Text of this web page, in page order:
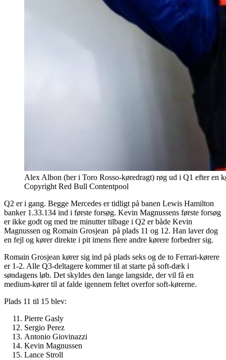
Alex Albon (her i Toro Rosso-køredragt) røg ud i Q1 efter en
Copyright Red Bull Contentpool
Q2 er i gang. Begge Mercedes er tidligt på banen Lewis Hamilton
banker 1.33.134 ind i første forsøg. Kevin Magnussens første forsøg
er ikke godt og med tre minutter tilbage i Q2 er både Kevin
Magnussen og Romain Grosjean på plads 11 og 12. Han laver dog
en fejl og kører direkte i pit imens flere andre kørere forbedrer sig.
Romain Grosjean kører sig ind på plads seks og de to Ferrari-kørere
er 1-2. Alle Q3-deltagere kommer til at starte på soft-dæk i
søndagens løb. Det skyldes den lange langside, der vil få en
medium-kører til at falde igennem feltet overfor soft-kørerne.
Plads 11 til 15 blev:
Pierre Gasly
Sergio Perez
Antonio Giovinazzi
Kevin Magnussen
Lance Stroll